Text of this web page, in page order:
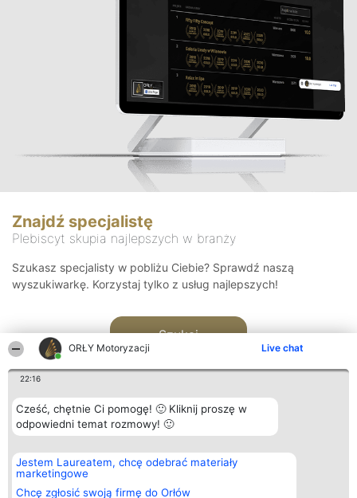
ORŁY Motoryzacji Live chat
22:16
Cześć, chętnie Ci pomogę! 🙂 Kliknij proszę w
odpowiedni temat rozmowy! 🙂
Jestem Laureatem, chcę odebrać materiały
marketingowe
Chcę zgłosić swoją firmę do Orłów
Znajdź specjalistę
Plebiscyt skupia najlepszych w branży
Szukasz specjalisty w pobliżu Ciebie? Sprawdź naszą
wyszukiwarkę. Korzystaj tylko z usług najlepszych!
Szukaj
Organizator plebiscytu
Bright Side Solutions sp. z o.
o. sp. k.
ul. Ruska 22
Plebiscyt
Laureaci
wszystkich
Kontakt
Kontakt